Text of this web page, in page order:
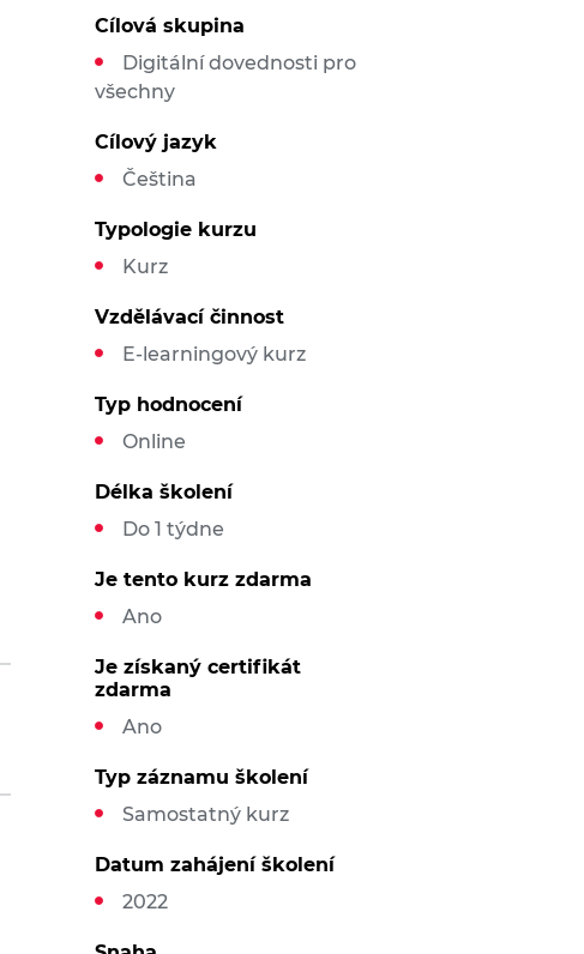
Cílová skupina
Digitální dovednosti pro
všechny
Cílový jazyk
Čeština
Typologie kurzu
Kurz
Vzdělávací činnost
E-learningový kurz
Typ hodnocení
Online
Délka školení
Do 1 týdne
Je tento kurz zdarma
Ano
Je získaný certifikát
zdarma
Ano
Typ záznamu školení
Samostatný kurz
Datum zahájení školení
2022